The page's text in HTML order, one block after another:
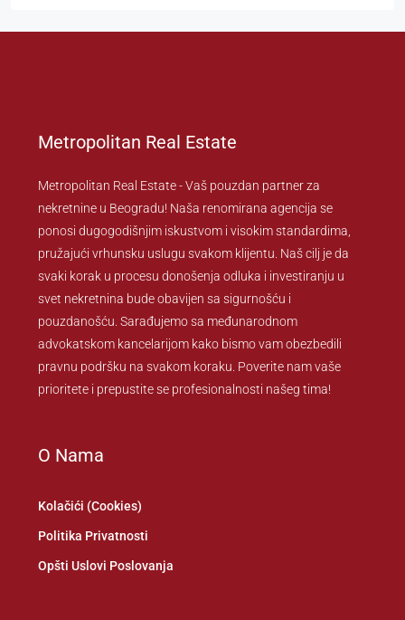
Metropolitan Real Estate
Metropolitan Real Estate - Vaš pouzdan partner za
nekretnine u Beogradu! Naša renomirana agencija se
ponosi dugogodišnjim iskustvom i visokim standardima,
pružajući vrhunsku uslugu svakom klijentu. Naš cilj je da
svaki korak u procesu donošenja odluka i investiranju u
svet nekretnina bude obavijen sa sigurnošću i
pouzdanošću. Sarađujemo sa međunarodnom
advokatskom kancelarijom kako bismo vam obezbedili
pravnu podršku na svakom koraku. Poverite nam vaše
prioritete i prepustite se profesionalnosti našeg tima!
O Nama
Kolačići (Cookies)
Politika Privatnosti
Opšti Uslovi Poslovanja